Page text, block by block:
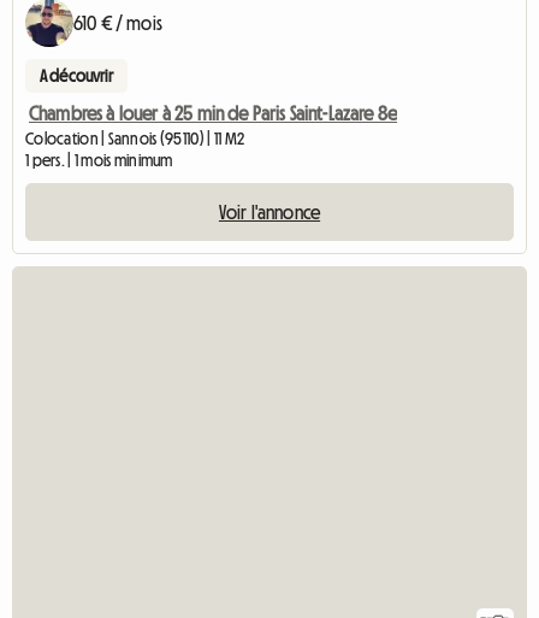
610 € / mois
A découvrir
Chambres à louer à 25 min de Paris Saint-Lazare 8e
Colocation | Sannois (95110) | 11 M2
1 pers. | 1 mois minimum
Voir l'annonce